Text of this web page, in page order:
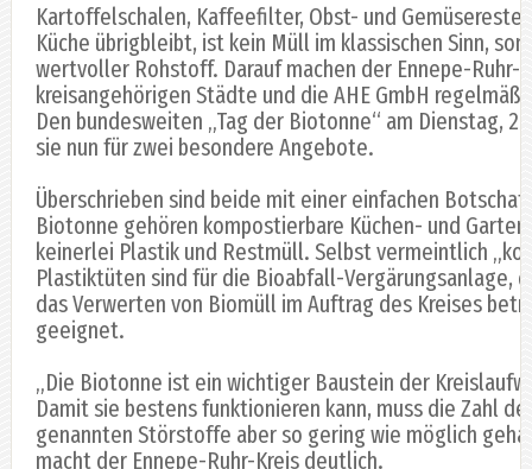
Kartoffelschalen, Kaffeefilter, Obst- und Gemüsereste:
Küche übrigbleibt, ist kein Müll im klassischen Sinn,
wertvoller Rohstoff. Darauf machen der Ennepe-Ruhr-
kreisangehörigen Städte und die AHE GmbH
Den bundesweiten „Tag der Biotonne“ am Dienstag,
sie nun für zwei besondere Angebote.
Überschrieben sind beide mit einer einfachen
Biotonne gehören kompostierbare Küchen- und
keinerlei Plastik und Restmüll. Selbst vermeintlich
Plastiktüten sind für die Bioabfall-Vergärungsanlage,
das Verwerten von Biomüll im Auftrag des Kreises
geeignet.
„Die Biotonne ist ein wichtiger Baustein der
Damit sie bestens funktionieren kann, muss die Zahl
genannten Störstoffe aber so gering wie möglich
macht der Ennepe-Ruhr-Kreis deutlich.